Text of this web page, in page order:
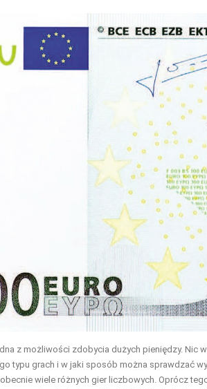
z możliwości zdobycia dużych pieniędzy. Nic
typu grach i w jaki sposób można sprawdzać
wiele różnych gier liczbowych. Oprócz